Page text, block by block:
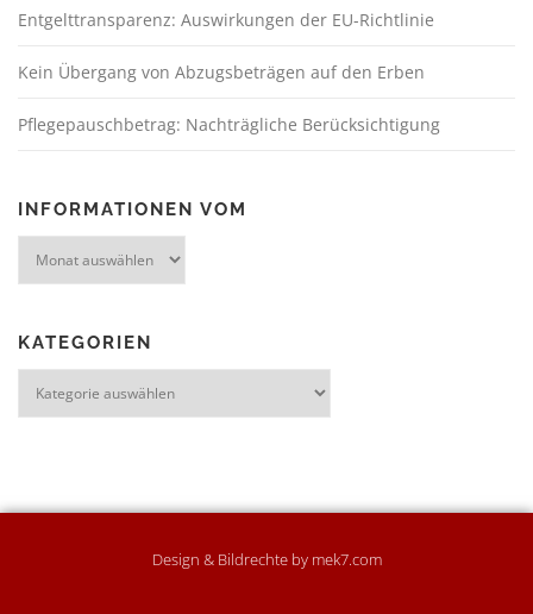
Entgelttransparenz: Auswirkungen der EU-Richtlinie
Kein Übergang von Abzugsbeträgen auf den Erben
Pflegepauschbetrag: Nachträgliche Berücksichtigung
INFORMATIONEN VOM
KATEGORIEN
Design & Bildrechte by mek7.com